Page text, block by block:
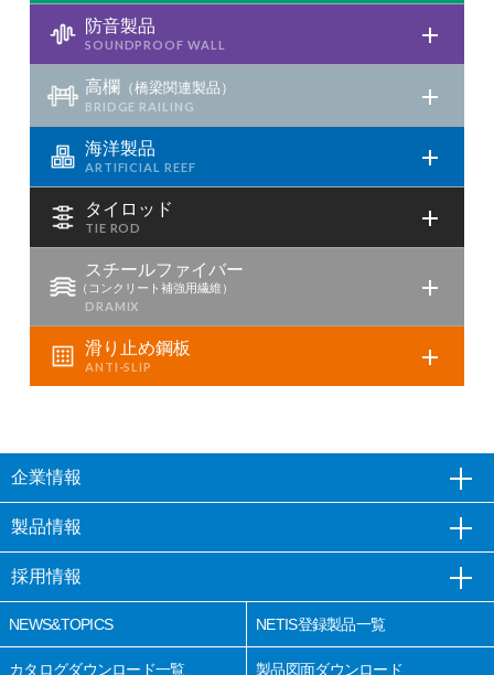
防音製品
高欄 （橋梁関連製品）
海洋製品
タイロッド
スチールファイバー
（コンクリート補強用繊維）
滑り止め鋼板
企業情報
製品情報
採用情報
NEWS&TOPICS NETIS登録製品一覧
カタログダウンロード一覧 製品図面ダウンロード